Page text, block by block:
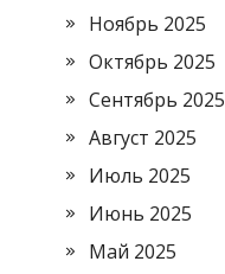
Ноябрь 2025
Октябрь 2025
Сентябрь 2025
Август 2025
Июль 2025
Июнь 2025
Май 2025